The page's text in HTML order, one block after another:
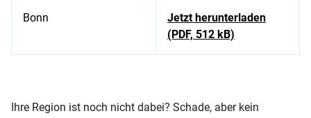
Bonn
Jetzt herunterladen
(PDF, 512 kB)
Ihre Region ist noch nicht dabei? Schade, aber kein